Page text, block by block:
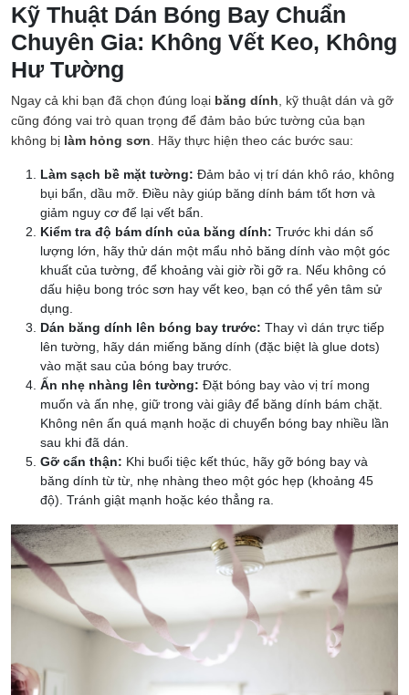
Kỹ Thuật Dán Bóng Bay Chuẩn
Chuyên Gia: Không Vết Keo, Không
Hư Tường
Ngay cả khi bạn đã chọn đúng loại băng dính , kỹ thuật dán và gỡ
cũng đóng vai trò quan trọng để đảm bảo bức tường của bạn
không bị làm hỏng sơn . Hãy thực hiện theo các bước sau:
Làm sạch bề mặt tường: Đảm bảo vị trí dán khô ráo, không
bụi bẩn, dầu mỡ. Điều này giúp băng dính bám tốt hơn và
giảm nguy cơ để lại vết bẩn.
Kiểm tra độ bám dính của băng dính: Trước khi dán số
lượng lớn, hãy thử dán một mẩu nhỏ băng dính vào một góc
khuất của tường, để khoảng vài giờ rồi gỡ ra. Nếu không có
dấu hiệu bong tróc sơn hay vết keo, bạn có thể yên tâm sử
dụng.
Dán băng dính lên bóng bay trước: Thay vì dán trực tiếp
lên tường, hãy dán miếng băng dính (đặc biệt là glue dots)
vào mặt sau của bóng bay trước.
Ấn nhẹ nhàng lên tường: Đặt bóng bay vào vị trí mong
muốn và ấn nhẹ, giữ trong vài giây để băng dính bám chặt.
Không nên ấn quá mạnh hoặc di chuyển bóng bay nhiều lần
sau khi đã dán.
Gỡ cẩn thận: Khi buổi tiệc kết thúc, hãy gỡ bóng bay và
băng dính từ từ, nhẹ nhàng theo một góc hẹp (khoảng 45
độ). Tránh giật mạnh hoặc kéo thẳng ra.